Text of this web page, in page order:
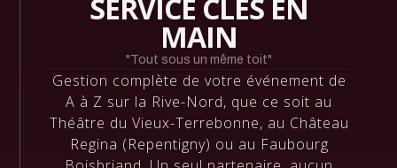
SERVICE CLÉS EN
MAIN
"Tout sous un même toit"
Gestion complète de votre événement de
A à Z sur la Rive-Nord, que ce soit au
Théâtre du Vieux-Terrebonne, au Château
Regina (Repentigny) ou au Faubourg